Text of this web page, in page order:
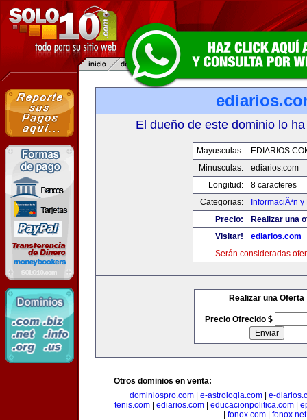
El dueño de este dominio lo
Mayusculas:
Minusculas:
ediarios.com
Longitud:
8 caracteres
Categorias:
InformaciÃ³n
Precio:
Realizar una
Visitar!
ediarios.com
Serán consideradas
Realizar una Oferta
Precio Ofrecido $
Otros dominios en venta:
dominiospro.com
e-astrologia.com
e-
tenis.com
ediarios.com educacionpolitica.com
fonox.com| fonox.net